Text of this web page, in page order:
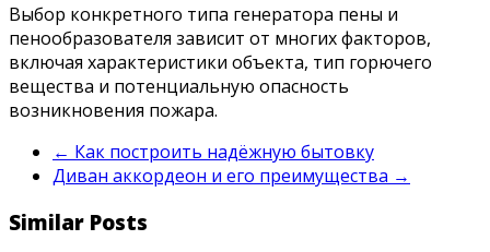
Выбор конкретного типа генератора пены и
пенообразователя зависит от многих факторов,
включая характеристики объекта, тип горючего
вещества и потенциальную опасность
возникновения пожара.
← Как построить надёжную бытовку
Диван аккордеон и его преимущества →
Similar Posts